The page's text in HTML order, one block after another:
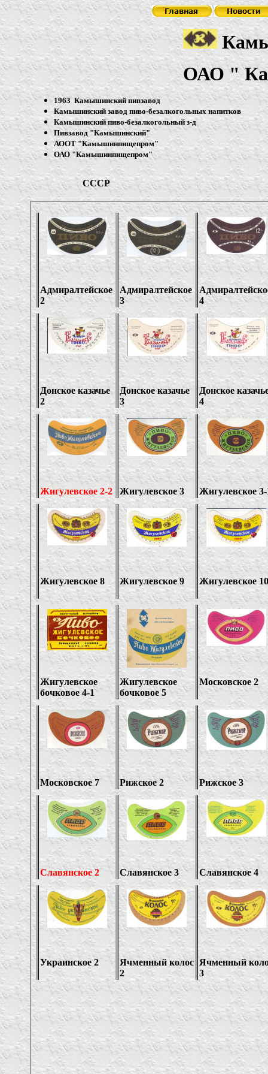
ОАО"
1963 Камышинский пивзавод
Камышинский завод пиво-безалкогольных напитков
Камышинский пиво-безалкогольный з-д
Пивзавод "Камышинский"
АООТ "Камышинпищепром"
ОАО "Камышинпищепром"